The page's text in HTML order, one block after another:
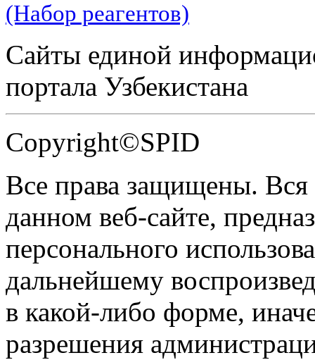
(Набор реагентов)
Сайты единой
портала Узбекистана
Copyright©SPID
Все права защищены.
данном веб-сайте,
персонального
дальнейшему
в какой-либо форме,
разрешения